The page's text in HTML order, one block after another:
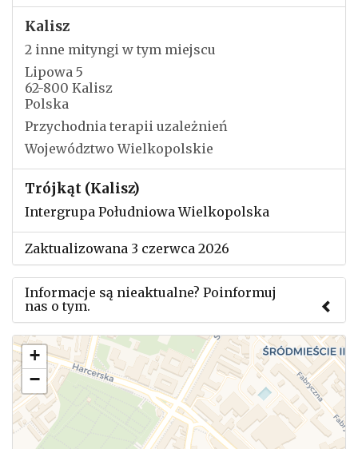
Kalisz
2 inne mityngi w tym miejscu
Lipowa 5
62-800 Kalisz
Polska
Przychodnia terapii uzależnień
Województwo Wielkopolskie
Trójkąt (Kalisz)
Intergrupa Południowa Wielkopolska
Zaktualizowana 3 czerwca 2026
Informacje są nieaktualne? Poinformuj
nas o tym.
Użyj tego formularza aby przesłać informację o
zmianach w powyższym mityngu.
+
−